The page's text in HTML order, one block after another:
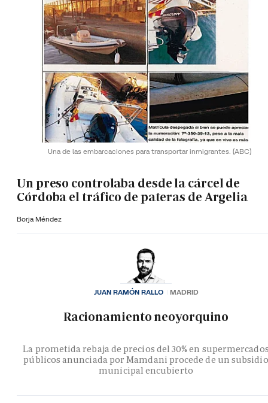
Una de las embarcaciones para transportar inmigrantes. (ABC)
Un preso controlaba desde la cárcel de
Córdoba el tráfico de pateras de Argelia
Borja Méndez
Racionamiento neoyorquino
La prometida rebaja de precios del 30% en
públicos anunciada por Mamdani procede de un subsidio
municipal encubierto
JUAN RAMÓN RALLO MADRID